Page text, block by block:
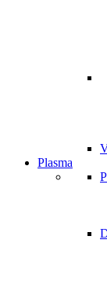
Plasma